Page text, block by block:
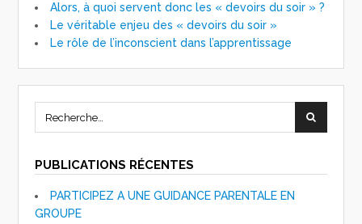
Alors, à quoi servent donc les « devoirs du soir » ?
Le véritable enjeu des « devoirs du soir »
Le rôle de l’inconscient dans l’apprentissage
PUBLICATIONS RÉCENTES
PARTICIPEZ A UNE GUIDANCE PARENTALE EN
GROUPE